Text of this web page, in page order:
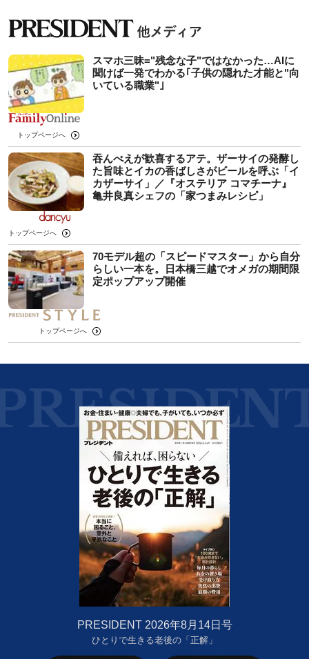
スマホ三昧="残念な子"ではなかった…AIに
聞けば一発でわかる｢子供の隠れた才能と"向
いている職業"｣
トップページへ
吞んべえが歓喜するアテ。ザーサイの発酵し
た旨味とイカの香ばしさがビールを呼ぶ「イ
カザーサイ」／『オステリア コマチーナ』
⻲井良真シェフの「家つまみレシピ」
トップページへ
70モデル超の「スピードマスター」から自分
らしい一本を。日本橋三越でオメガの期間限
定ポップアップ開催
トップページへ
PRESIDENT 2026年8月14日号
ひとりで生きる老後の「正解」